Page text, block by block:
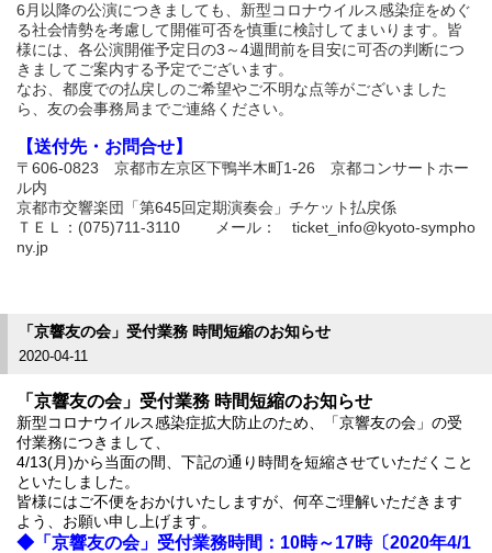
6月以降の公演につきましても、新型コロナウイルス感染症をめぐ
る社会情勢を考慮して開催可否を慎重に検討してまいります。皆
様には、各公演開催予定日の3～4週間前を目安に可否の判断につ
きましてご案内する予定でございます。
なお、都度での払戻しのご希望やご不明な点等がございました
ら、友の会事務局までご連絡ください。
【送付先・お問合せ】
〒606-0823 京都市左京区下鴨半木町1-26 京都コンサートホー
ル内
京都市交響楽団「第645回定期演奏会」チケット払戻係
ＴＥＬ：(075)711-3110 メール： ticket_info@kyoto-sympho
ny.jp
「京響友の会」受付業務 時間短縮のお知らせ
2020-04-11
「京響友の会」受付業務 時間短縮のお知らせ
新型コロナウイルス感染症拡大防止のため、「京響友の会」の受
付業務につきまして、
4/13(月)から当面の間、下記の通り時間を短縮させていただくこと
といたしました。
皆様にはご不便をおかけいたしますが、何卒ご理解いただきます
よう、お願い申し上げます。
◆「京響友の会」受付業務時間：10時～17時〔2020年4/1